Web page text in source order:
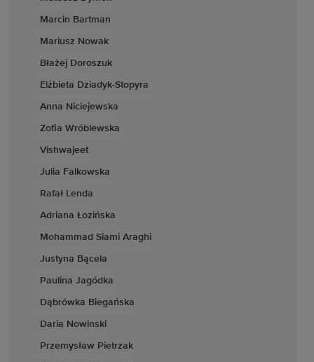
Marcin Bartman
Mariusz Nowak
Błażej Doroszuk
Elżbieta Dziadyk-Stopyra
Anna Niciejewska
Zofia Wróblewska
Vishwajeet
Julia Falkowska
Rafał Lenda
Adriana Łozińska
Mohammad Siami Araghi
Justyna Bącela
Paulina Jagódka
Dąbrówka Biegańska
Daria Nowinski
Przemysław Pietrzak